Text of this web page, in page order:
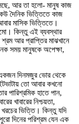
আর তা হলো- মানুষ কাজ
দৈনিক ভিত্তিতে কাজ
মাসিক ভিত্তিতে।
কিন্তু এই ব্যবস্থার
আর প্রাপ্তির মাঝখানে
সময় মানুষকে অপেক্ষা,
একজন দিনমজুর ভোর থেকে
তো আবার কখনো
পারিশ্রমিক হাতে পান,
খাবারের নিশ্চয়তা,
খরচের ভিত্তি। কিন্তু যদি
দিনের পরিশ্রম যেন এক